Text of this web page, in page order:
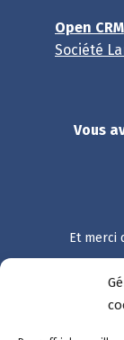
Open CRM
Société
Vous
Et merci
Accès
Catalogue